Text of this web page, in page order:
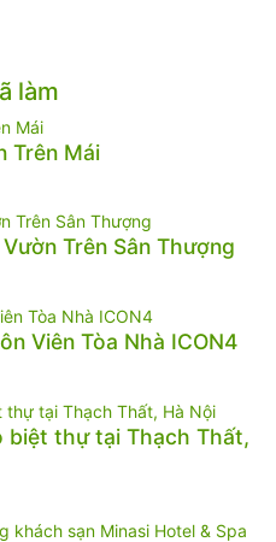
làm
Trên Mái
Trên Sân Thượng
Viên Tòa Nhà ICON4
biệt thự tại Thạch Thất,